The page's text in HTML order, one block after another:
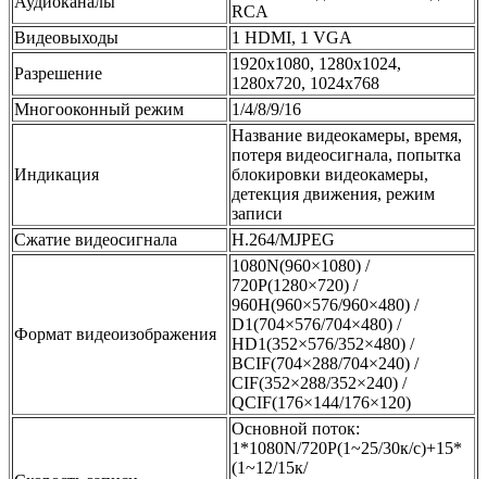
RCA
Видеовыходы
1 HDMI, 1 VGA
Разрешение
1920х1080, 1280х1024,
1280х720, 1024х768
Многооконный режим
1/4/8/9/16
Индикация
Название видеокамеры, время,
потеря видеосигнала, попытка
блокировки видеокамеры,
детекция движения, режим
записи
Сжатие видеосигнала
H.264/MJPEG
Формат видеоизображения
1080N(960×1080) /
720P(1280×720) /
960H(960×576/960×480) /
D1(704×576/704×480) /
HD1(352×576/352×480) /
BCIF(704×288/704×240) /
CIF(352×288/352×240) /
QCIF(176×144/176×120)
Основной поток:
1*1080N/720P(1~25/30к/с)+15*
(1~12/15к/